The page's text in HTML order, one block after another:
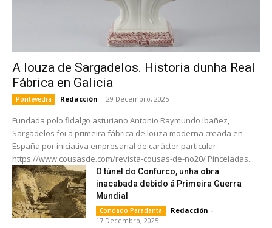
A louza de Sargadelos. Historia dunha Real
Fábrica en Galicia
Pontevedra Redacción - 29 Decembro, 2025
Fundada polo fidalgo asturiano Antonio Raymundo Ibañez,
Sargadelos foi a primeira fábrica de louza moderna creada en
España por iniciativa empresarial de carácter particular.
https://www.cousasde.com/revista-cousas-de-no20/ Pinceladas...
O túnel do Confurco, unha obra
inacabada debido á Primeira Guerra
Mundial
Condado Paradanta Redacción -
17 Decembro, 2025